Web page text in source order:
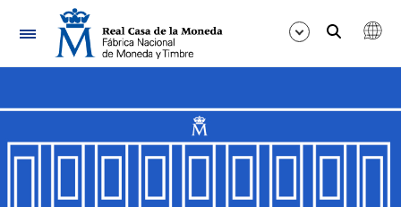
Navegación
Mostrar/Ocultar